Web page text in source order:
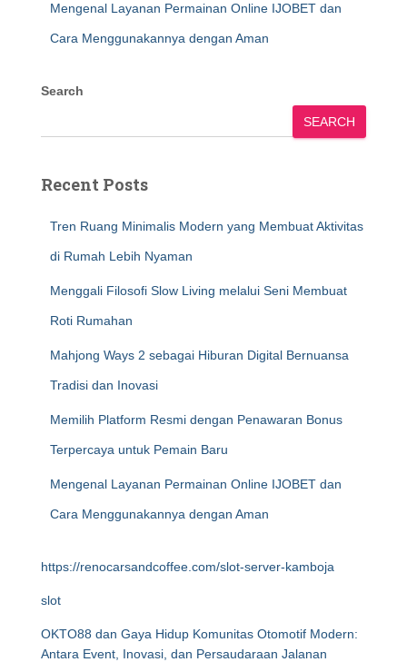
Mengenal Layanan Permainan Online IJOBET dan
Cara Menggunakannya dengan Aman
Search
SEARCH
Recent Posts
Tren Ruang Minimalis Modern yang Membuat Aktivitas
di Rumah Lebih Nyaman
Menggali Filosofi Slow Living melalui Seni Membuat
Roti Rumahan
Mahjong Ways 2 sebagai Hiburan Digital Bernuansa
Tradisi dan Inovasi
Memilih Platform Resmi dengan Penawaran Bonus
Terpercaya untuk Pemain Baru
Mengenal Layanan Permainan Online IJOBET dan
Cara Menggunakannya dengan Aman
https://renocarsandcoffee.com/slot-server-kamboja
slot
OKTO88 dan Gaya Hidup Komunitas Otomotif Modern:
Antara Event, Inovasi, dan Persaudaraan Jalanan